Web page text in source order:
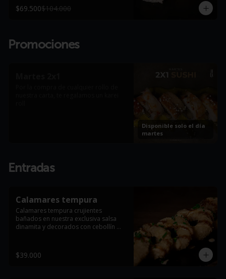
$69.500$104.000
Promociones
Disponible solo el día
martes
Entradas
Calamares tempura
Calamares tempura crujientes
bañados en nuestra exclusiva salsa
dinamita y decorados con cebollín
$39.000